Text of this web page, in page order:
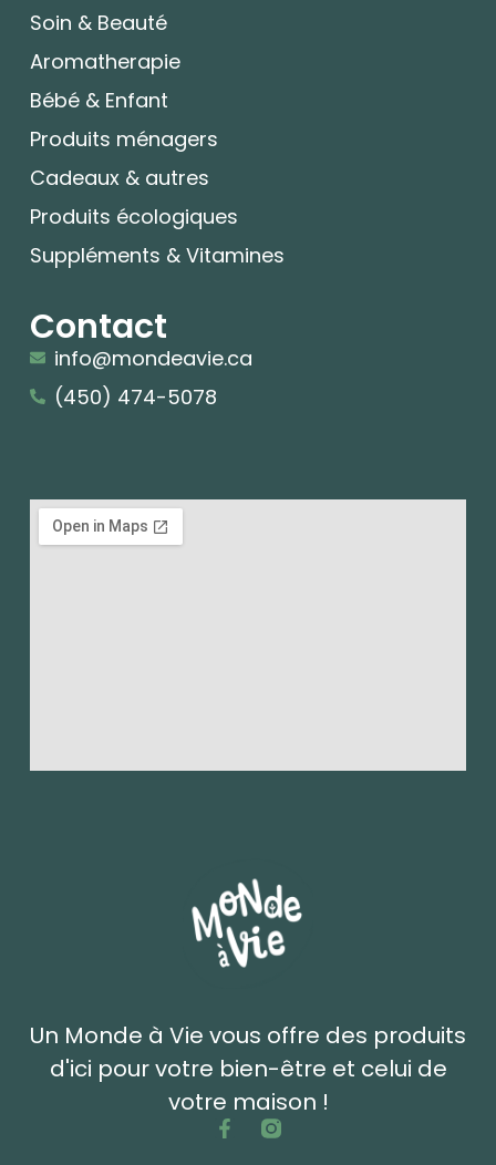
Un Monde à Vie vous offre des produits
d'ici pour votre bien-être et celui de
votre maison !
Soin & Beauté
Aromatherapie
Bébé & Enfant
Produits ménagers
Cadeaux & autres
Produits écologiques
Suppléments & Vitamines
Contact
info@mondeavie.ca
(450) 474-5078